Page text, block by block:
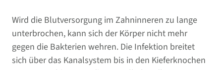
Wird die Blutversorgung im Zahninneren zu lange
unterbrochen, kann sich der Körper nicht mehr
gegen die Bakterien wehren. Die Infektion breitet
sich über das Kanalsystem bis in den Kieferknochen